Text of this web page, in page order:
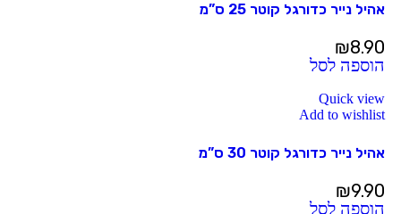
אהיל נייר כדורגל קוטר 25 ס”מ
₪8.90
הוספה לסל
Quick view
Add to wishlist
אהיל נייר כדורגל קוטר 30 ס”מ
₪9.90
הוספה לסל